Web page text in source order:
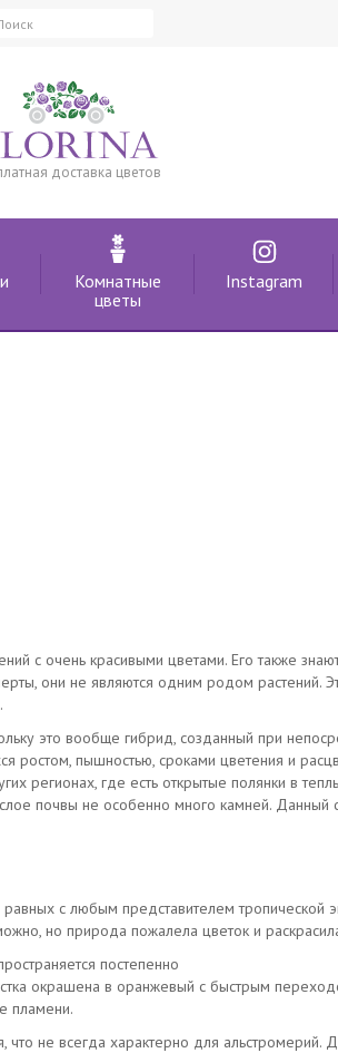
доставка цветов
Комнатные
цветы
Instagram
с очень красивыми цветами. Его также
они не являются одним родом растений.
это вообще гибрид, созданный при
пышностью, сроками цветения и
регионах, где есть открытые полянки в
почвы не особенно много камней. Данный
равных с любым представителем тропической
но природа пожалела цветок и
постепенно
окрашена в оранжевый с быстрым
пламени.
что не всегда характерно для